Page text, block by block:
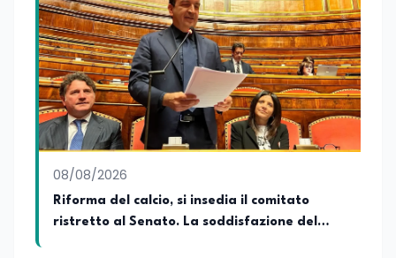
08/08/2026
Riforma del calcio, si insedia il comitato
ristretto al Senato. La soddisfazione del